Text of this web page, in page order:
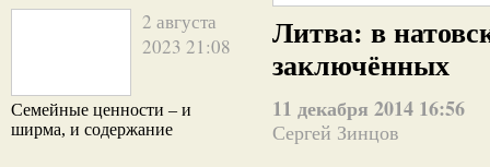
2 августа
2023 21:08
Семейные ценности – и
ширма, и содержание
Литва: в
заключённых
11 декабря 2014 16:56
Сергей Зинцов